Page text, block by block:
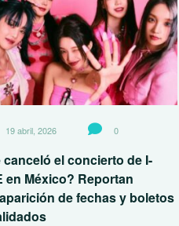
19 abril, 2026 0
canceló el concierto de I-
en México? Reportan
de fechas y boletos